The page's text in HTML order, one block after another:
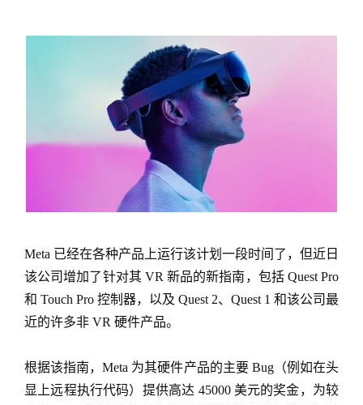
Meta 已经在各种产品上运行该计划一段时间了，但近日
该公司增加了针对其 VR 新品的新指南，包括 Quest Pro
和 Touch Pro 控制器，以及 Quest 2、Quest 1 和该公司最
近的许多非 VR 硬件产品。
根据该指南，Meta 为其硬件产品的主要 Bug（例如在头
显上远程执行代码）提供高达 45000 美元的奖金，为较